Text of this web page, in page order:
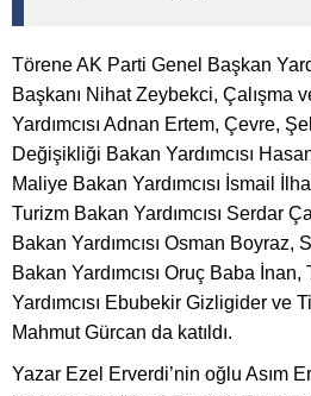
Törene AK Parti Genel Başkan
Başkanı Nihat Zeybekci, Çalışma
Yardımcısı Adnan Ertem, Çevre,
Değişikliği Bakan Yardımcısı
Maliye Bakan Yardımcısı İsmail
Turizm Bakan Yardımcısı Serdar
Bakan Yardımcısı Osman Boyraz,
Bakan Yardımcısı Oruç Baba
Yardımcısı Ebubekir Gizligider ve
Mahmut Gürcan da katıldı.
Yazar Ezel Erverdi’nin oğlu Asım